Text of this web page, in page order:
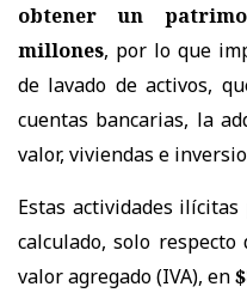
obtener un
millones, por lo que
de lavado de activos,
cuentas bancarias, la
valor, viviendas e
Estas actividades
calculado, solo
valor agregado (IVA), en